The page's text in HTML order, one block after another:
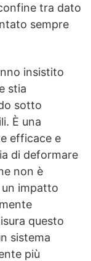
tra dato
sempre
insistito
stia
sotto
È una
efficace e
di deformare
non è
impatto
questo
sistema
più